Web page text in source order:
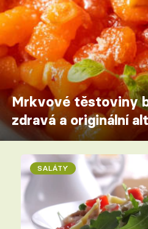
Mrkvové těstoviny
zdravá a originální
SALÁTY